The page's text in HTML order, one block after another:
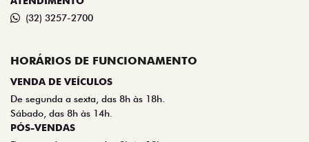
HORÁRIOS DE FUNCIONAMENTO
De segunda a sexta, das 8h às 18h.
Sábado, das 8h às 14h.
De segunda a sexta, das 8h às 18h.
Sábado, das 8h às 12h.